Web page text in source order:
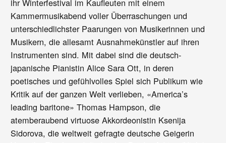
Kammermusikabend voller Überraschungen und
unterschiedlichster Paarungen von Musikerinnen und
Musikern, die allesamt Ausnahmekünstler auf ihren
Instrumenten sind. Mit dabei sind die deutsch-
japanische Pianistin Alice Sara Ott, in deren
poetisches und gefühlvolles Spiel sich Publikum wie
Kritik auf der ganzen Welt verlieben, «America’s
leading baritone» Thomas Hampson, die
atemberaubend virtuose Akkordeonistin Ksenija
Sidorova, die weltweit gefragte deutsche Geigerin